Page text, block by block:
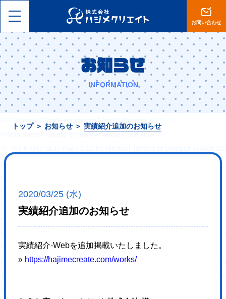
お問い合わせ
お知らせ
INFORMATION
トップ ＞ お知らせ ＞ 実績紹介追加のお知らせ
2020/03/25 (水)
実績紹介追加のお知らせ
実績紹介-Webを追加掲載いたしました。
» https://hajimecreate.com/works/
<html lang="ja">
<head>
<meta charset="utf-8">
<meta name="viewport" content="width=device-width, initial-scale=1,
<meta name="format-detection" content="telephone=no">
<title>【岡山】集客設計に自信あり。ホームページ制作・ECサイト
<!-- <link rel="shortcut icon" href="--><!--/favicon.ico">-->
<meta name='robots' content='noindex, nofollow' />
<link rel="canonical" href="https://hajimecreate.com/" />
<link rel='dns-prefetch' href='//s0.wp.com' />
<link rel='dns-prefetch' href='//cdn.jsdelivr.net' />
<script type="text/javascript">
window._wpemojiSettings = {"baseUrl":"https:\/\/s.w.org\/images\/